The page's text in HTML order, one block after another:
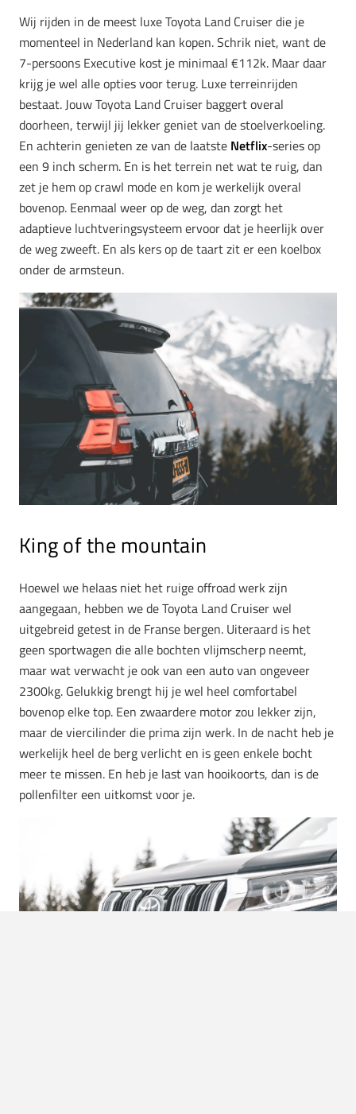
Wij rijden in de meest luxe Toyota Land Cruiser die je
momenteel in Nederland kan kopen. Schrik niet, want de
7-persoons Executive kost je minimaal €112k. Maar daar
krijg je wel alle opties voor terug. Luxe terreinrijden
bestaat. Jouw Toyota Land Cruiser baggert overal
doorheen, terwijl jij lekker geniet van de stoelverkoeling.
En achterin genieten ze van de laatste Netflix-series op
een 9 inch scherm. En is het terrein net wat te ruig, dan
zet je hem op crawl mode en kom je werkelijk overal
bovenop. Eenmaal weer op de weg, dan zorgt het
adaptieve luchtveringsysteem ervoor dat je heerlijk over
de weg zweeft. En als kers op de taart zit er een koelbox
onder de armsteun.
King of the mountain
Hoewel we helaas niet het ruige offroad werk zijn
aangegaan, hebben we de Toyota Land Cruiser wel
uitgebreid getest in de Franse bergen. Uiteraard is het
geen sportwagen die alle bochten vlijmscherp neemt,
maar wat verwacht je ook van een auto van ongeveer
2300kg. Gelukkig brengt hij je wel heel comfortabel
bovenop elke top. Een zwaardere motor zou lekker zijn,
maar de viercilinder die prima zijn werk. In de nacht heb je
werkelijk heel de berg verlicht en is geen enkele bocht
meer te missen. En heb je last van hooikoorts, dan is de
pollenfilter een uitkomst voor je.